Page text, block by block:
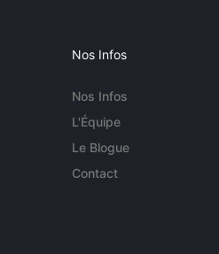
Nos Infos
Nos Infos
L'Équipe
Le Blogue
Contact